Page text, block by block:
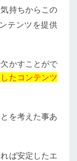
持ちからこの
テンツを提供
かすことがで
たコンテンツ
を考えた事あ
ば安定したエ